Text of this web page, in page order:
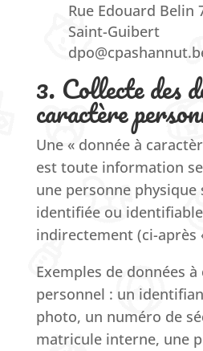
Rue Edouard Belin
Saint-Guibert
3. Collecte des
caractère
Une « donnée à
est toute information
une personne physique
identifiée ou
indirectement (ci-après
Exemples de données
personnel : un
photo, un numéro de
matricule interne, une